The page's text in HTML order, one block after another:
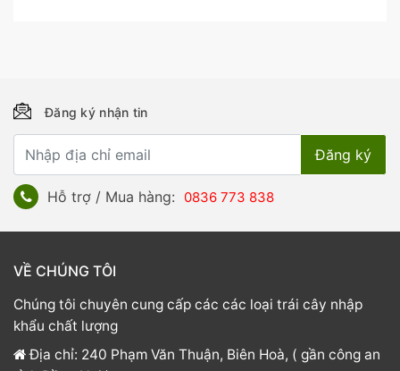
Đăng ký nhận tin
Hỗ trợ / Mua hàng: 0836 773 838
VỀ CHÚNG TÔI
Chúng tôi chuyên cung cấp các các loại trái cây nhập
khẩu chất lượng
Địa chỉ: 240 Phạm Văn Thuận, Biên Hoà, ( gần công an